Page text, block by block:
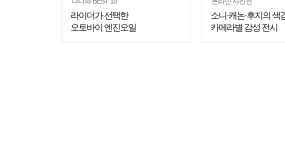
라이더가 선택한
오토바이 엔진오일
소니·캐논·후지의 색
카메라별 감성 전시